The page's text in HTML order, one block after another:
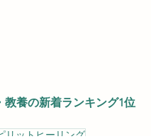
教養の新着ランキング1位
リットヒーリング